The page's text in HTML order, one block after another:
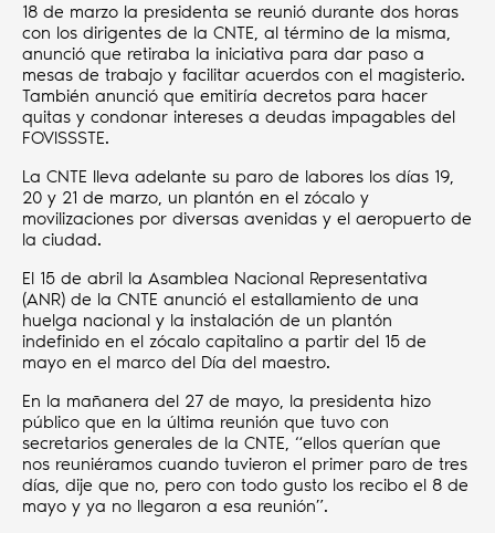
18 de marzo la presidenta se reunió durante dos horas
con los dirigentes de la CNTE, al término de la misma,
anunció que retiraba la iniciativa para dar paso a
mesas de trabajo y facilitar acuerdos con el magisterio.
También anunció que emitiría decretos para hacer
quitas y condonar intereses a deudas impagables del
FOVISSSTE.
La CNTE lleva adelante su paro de labores los días 19,
20 y 21 de marzo, un plantón en el zócalo y
movilizaciones por diversas avenidas y el aeropuerto de
la ciudad.
El 15 de abril la Asamblea Nacional Representativa
(ANR) de la CNTE anunció el estallamiento de una
huelga nacional y la instalación de un plantón
indefinido en el zócalo capitalino a partir del 15 de
mayo en el marco del Día del maestro.
En la mañanera del 27 de mayo, la presidenta hizo
público que en la última reunión que tuvo con
secretarios generales de la CNTE, “ellos querían que
nos reuniéramos cuando tuvieron el primer paro de tres
días, dije que no, pero con todo gusto los recibo el 8 de
mayo y ya no llegaron a esa reunión”.